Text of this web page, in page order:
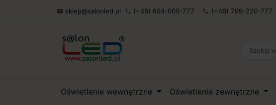
 sklep@salonled.pl phone (+48) 694-000-777 phone (+48) 799-220-777
Oświetlenie wewnętrzne Oświetlenie zewnętrzne